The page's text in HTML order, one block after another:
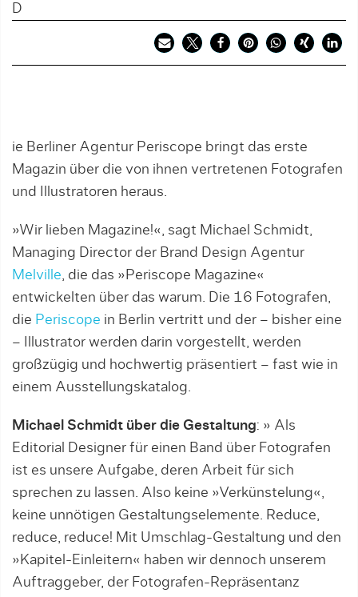
D
ie Berliner Agentur Periscope bringt das erste
Magazin über die von ihnen vertretenen Fotografen
und Illustratoren heraus.
»Wir lieben Magazine!«, sagt Michael Schmidt,
Managing Director der Brand Design Agentur
Melville, die das »Periscope Magazine«
entwickelten über das warum. Die 16 Fotografen,
die Periscope in Berlin vertritt und der – bisher eine
– Illustrator werden darin vorgestellt, werden
großzügig und hochwertig präsentiert – fast wie in
einem Ausstellungskatalog.
Michael Schmidt über die Gestaltung: » Als
Editorial Designer für einen Band über Fotografen
ist es unsere Aufgabe, deren Arbeit für sich
sprechen zu lassen. Also keine »Verkünstelung«,
keine unnötigen Gestaltungselemente. Reduce,
reduce, reduce! Mit Umschlag-Gestaltung und den
»Kapitel-Einleitern« haben wir dennoch unserem
Auftraggeber, der Fotografen-Repräsentanz